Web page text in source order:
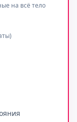
на всё тело